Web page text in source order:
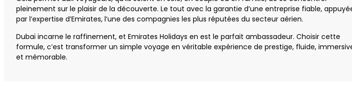
pleinement sur le plaisir de la découverte. Le tout avec la garantie d’une entreprise fiable,
par l’expertise d’Emirates, l’une des compagnies les plus réputées du secteur aérien.
Dubaï incarne le raffinement, et Emirates Holidays en est le parfait ambassadeur. Choisir cette
formule, c’est transformer un simple voyage en véritable expérience de prestige, fluide,
et mémorable.